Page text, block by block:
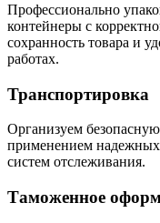
Профессионально
контейнеры с
сохранность товара и
работах.
Транспортировка
Организуем
применением
систем отслеживания.
Таможенное